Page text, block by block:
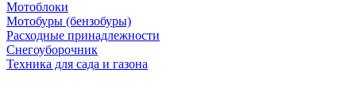
Мотоблоки
Мотобуры (бензобуры)
Расходные принадлежности
Снегоуборочник
Техника для сада и газона